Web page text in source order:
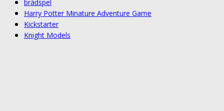
brädspel
Harry Potter Minature Adventure Game
Kickstarter
Knight Models